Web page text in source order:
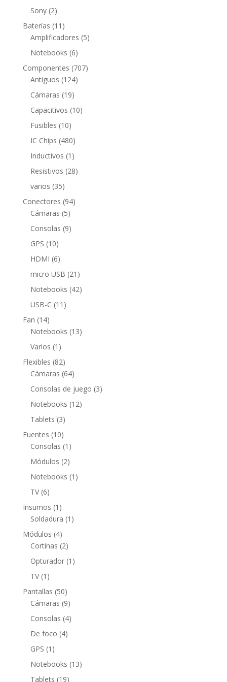
Sony 22
productos
Baterías 11 11
productos
Amplificadores 55
Notebooks 66
productos
Componentes 707707
Antiguos 124124
Cámaras 1919
productos
Capacitivos 1010
Fusibles 1010
productos
IC Chips 480480
productos
Inductivos 1 1
producto
Resistivos 2828
varios 3535
productos
Conectores 9494
Cámaras 55
productos
Consolas 99
GPS 1010
productos
HDMI 66
productos
micro USB 21 21
productos
Notebooks 4242
USB-C 11 11
Fan 1414
productos
Notebooks 1313
Varios 1 1
producto
Flexibles 8282
productos
Cámaras 6464
productos
Consolas de juego 33
Notebooks 1212
Tablets 33
productos
Fuentes 1010
productos
Consolas 1 1
producto
Módulos 22
productos
Notebooks 1 1
TV 66
productos
Insumos 1 1
producto
Soldadura 1 1
Módulos 44
productos
Cortinas 22
productos
Opturador 1 1
TV 1 1
producto
Pantallas 5050
productos
Cámaras 99
productos
Consolas 44
De foco 44
GPS 1 1
producto
Notebooks 1313
Tablets 1919